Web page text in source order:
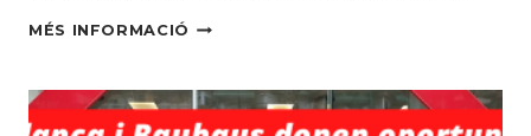
MÉS INFORMACIÓ TANQUEM
EL
CURS